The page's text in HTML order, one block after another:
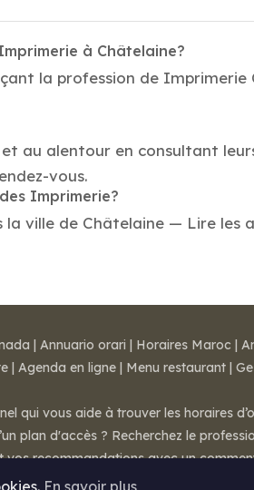
à Châtelaine?
la profession de
au alentour en consultant
vous.
Imprimerie?
ville de Châtelaine — Lire les
En savoir plus
| Annuario orari | Horaires Maroc |
| Agenda en ligne | Menu restaurant |
qui vous aide à trouver les horaires
plan d'accès ? Recherchez le
recommandations avec un